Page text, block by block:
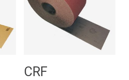
CRF